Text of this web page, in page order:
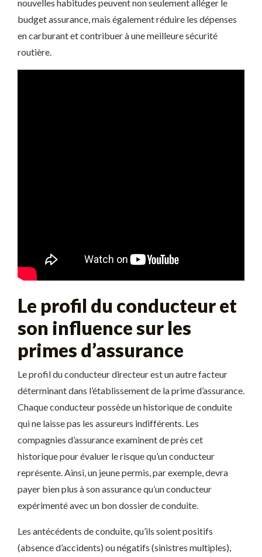
nouvelles habitudes peuvent non seulement alléger le
budget assurance, mais également réduire les dépenses
en carburant et contribuer à une meilleure sécurité
routière.
Le profil du conducteur et
son influence sur les
primes d’assurance
Le profil du conducteur directeur est un autre facteur
déterminant dans l’établissement de la prime d’assurance.
Chaque conducteur possède un historique de conduite
qui ne laisse pas les assureurs indifférents. Les
compagnies d’assurance examinent de près cet
historique pour évaluer le risque qu’un conducteur
représente. Ainsi, un jeune permis, par exemple, devra
payer bien plus à son assurance qu’un conducteur
expérimenté avec un bon dossier de conduite.
Les antécédents de conduite, qu’ils soient positifs
(absence d’accidents) ou négatifs (sinistres multiples),